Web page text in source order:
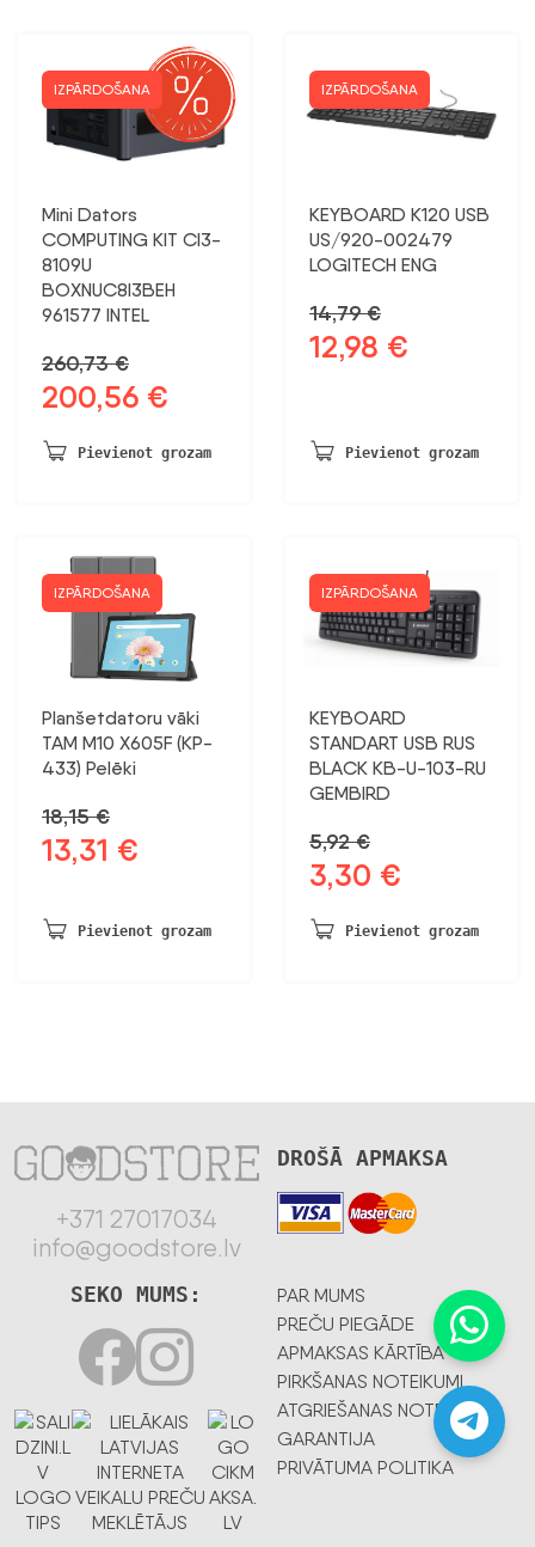
IZPĀRDOŠANA
Mini Dators
COMPUTING KIT CI3-
8109U
BOXNUC8I3BEH
961577 INTEL
260,73€
Sākotnējā
bija:
200,56 €
ir:
Pievienot grozam
IZPĀRDOŠANA
KEYBOARD K120 USB
US/920-002479
LOGITECH ENG
14,79€
Sākotnējā
12,98 €
Pievienot grozam
IZPĀRDOŠANA
Planšetdatoru vāki
TAM M10 X605F (KP-
433) Pelēki
18,15€
Sākotnējā
18,15 €.
13,31 €
13,31 €.
Pievienot grozam
IZPĀRDOŠANA
KEYBOARD
STANDART USB RUS
BLACK KB-U-103-RU
GEMBIRD
5,92€
Sākotnējā
bija:
3,30 €
ir:
Pievienot grozam
+371 27017034
info@goodstore.lv
DROŠĀ APMAKSA
PAR MUMS
PREČU PIEGĀDE
APMAKSAS KĀRTĪBA
PIRKŠANAS NOTEIKUMI
ATGRIEŠANAS NOTEIKUMI
GARANTIJA
PRIVĀTUMA POLITIKA
SEKO MUMS: